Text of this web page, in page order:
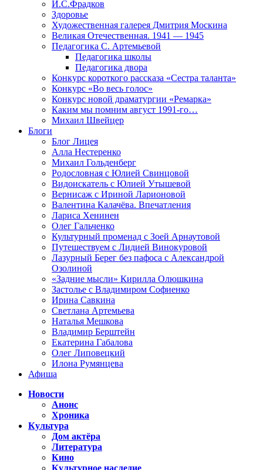
И.С.Фрадков
Здоровье
Художественная галерея Дмитрия Москина
Великая Отечественная. 1941 — 1945
Педагогика С. Артемьевой
Педагогика школы
Педагогика двора
Конкурс короткого рассказа «Сестра таланта»
Конкурс «Во весь голос»
Конкурс новой драматургии «Ремарка»
Каким мы помним август 1991-го…
Михаил Швейцер
Блоги
Блог Лицея
Алла Нестеренко
Михаил Гольденберг
Родословная с Юлией Свинцовой
Видоискатель с Юлией Утышевой
Вернисаж с Ириной Ларионовой
Валентина Калачёва. Впечатления
Лариса Хенинен
Олег Гальченко
Культурный променад с Зоей Арнаутовой
Путешествуем с Лидией Винокуровой
Лазурный Берег без пафоса с Александрой
Озолиной
«Задние мысли» Кирилла Олюшкина
Застолье с Владимиром Софиенко
Ирина Савкина
Светлана Артемьева
Наталья Мешкова
Владимир Берштейн
Екатерина Габалова
Олег Липовецкий
Илона Румянцева
Афиша
Новости
Анонс
Хроника
Культура
Дом актёра
Литература
Кино